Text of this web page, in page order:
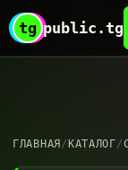
tg public.tg
ГЛАВНАЯ / КАТАЛОГ/